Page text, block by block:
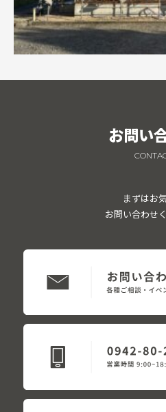
お問い
まずはお
お問い合わせ